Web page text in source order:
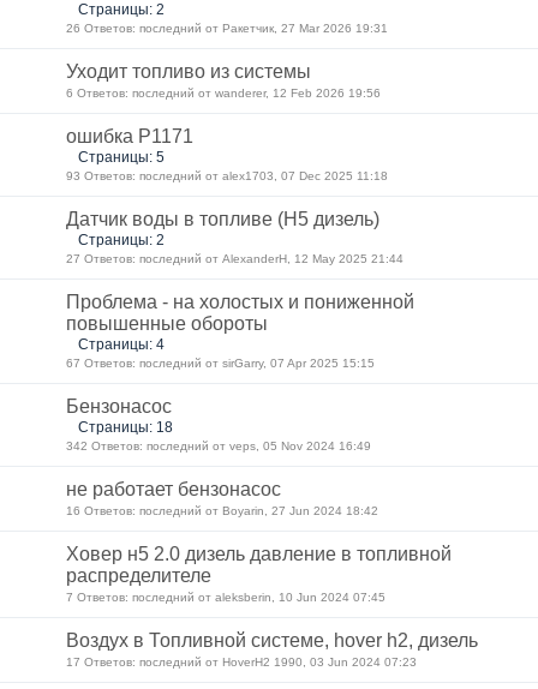
Страницы: 2
26 Ответов: последний от Ракетчик, 27 Mar 2026 19:31
Уходит топливо из системы
6 Ответов: последний от wanderer, 12 Feb 2026 19:56
ошибка Р1171
Страницы: 5
93 Ответов: последний от alex1703, 07 Dec 2025 11:18
Датчик воды в топливе (H5 дизель)
Страницы: 2
27 Ответов: последний от AlexanderH, 12 May 2025 21:44
Проблема - на холостых и пониженной
повышенные обороты
Страницы: 4
67 Ответов: последний от sirGarry, 07 Apr 2025 15:15
Бензонасос
Страницы: 18
342 Ответов: последний от veps, 05 Nov 2024 16:49
не работает бензонасос
16 Ответов: последний от Boyarin, 27 Jun 2024 18:42
Ховер н5 2.0 дизель давление в топливной
распределителе
7 Ответов: последний от aleksberin, 10 Jun 2024 07:45
Воздух в Топливной системе, hover h2, дизель
17 Ответов: последний от HoverH2 1990, 03 Jun 2024 07:23